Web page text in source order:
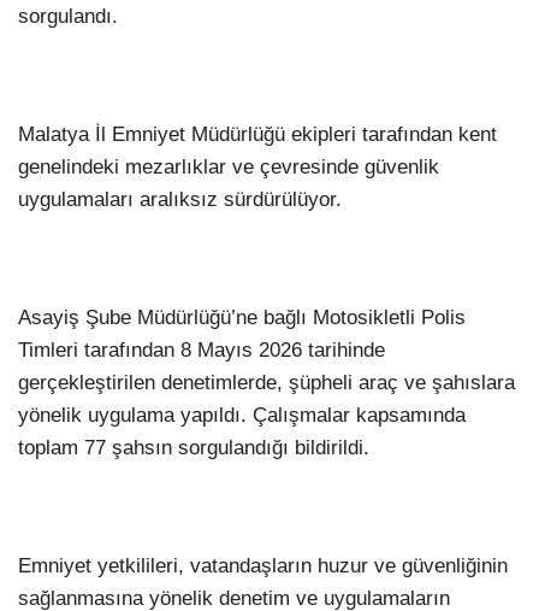
sorgulandı.
Malatya İl Emniyet Müdürlüğü ekipleri tarafından kent
genelindeki mezarlıklar ve çevresinde güvenlik
uygulamaları aralıksız sürdürülüyor.
Asayiş Şube Müdürlüğü’ne bağlı Motosikletli Polis
Timleri tarafından 8 Mayıs 2026 tarihinde
gerçekleştirilen denetimlerde, şüpheli araç ve şahıslara
yönelik uygulama yapıldı. Çalışmalar kapsamında
toplam 77 şahsın sorgulandığı bildirildi.
Emniyet yetkilileri, vatandaşların huzur ve güvenliğinin
sağlanmasına yönelik denetim ve uygulamaların